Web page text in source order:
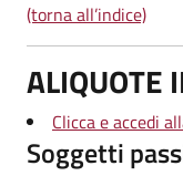
(torna all’indice)
ALIQUOTE
Clicca e accedi
Soggetti